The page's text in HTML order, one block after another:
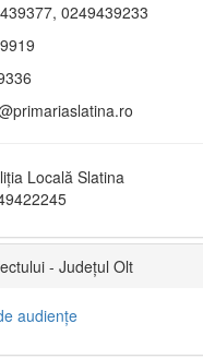
0249439233
Locală Slatina
- Județul Olt
audiențe